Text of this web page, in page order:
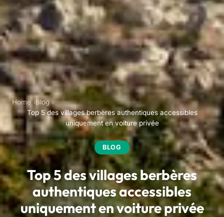
Home
Blog
Top 5 des villages berbères authentiques accessibles
uniquement en voiture privée
BLOG
Top 5 des villages berbères
authentiques accessibles
uniquement en voiture privée